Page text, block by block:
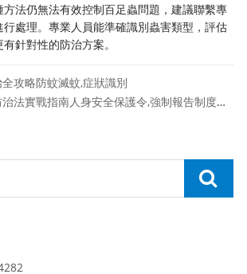
法仍無法有效控制百足蟲問題，建議聯繫專
處理。專業人員能準確識別蟲害類型，評估
針對性的防治方案。
攻略防蚊滅蚊,症狀識別
下一篇 : 家庭暴力防治法實戰指南人身安全保護令,強制報告制度全面解析